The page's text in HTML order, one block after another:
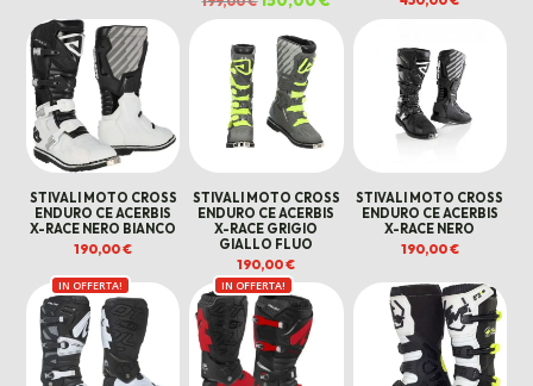
era:
329,00 €.
attuale
249,00 €.
prezzo
originale
era:
199,00 €.
attuale
è:
150,00 €.
STIVALI MOTO CROSS
ENDURO CE ACERBIS
X-RACE NERO BIANCO
190,00€
STIVALI MOTO CROSS
ENDURO CE ACERBIS
X-RACE GRIGIO
GIALLO FLUO
190,00€
STIVALI MOTO CROSS
ENDURO CE ACERBIS
X-RACE NERO
190,00€
IN OFFERTA! IN OFFERTA!